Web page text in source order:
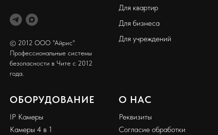
© 2012 ООО "Айрис"
Профессиональные системы
безопасности в Чите с 2012
года.
Для квартир
Для бизнеса
Для учреждений
ОБОРУДОВАНИЕ
IP Камеры
Камеры 4 в 1
О НАС
Реквизиты
Согласие обработки